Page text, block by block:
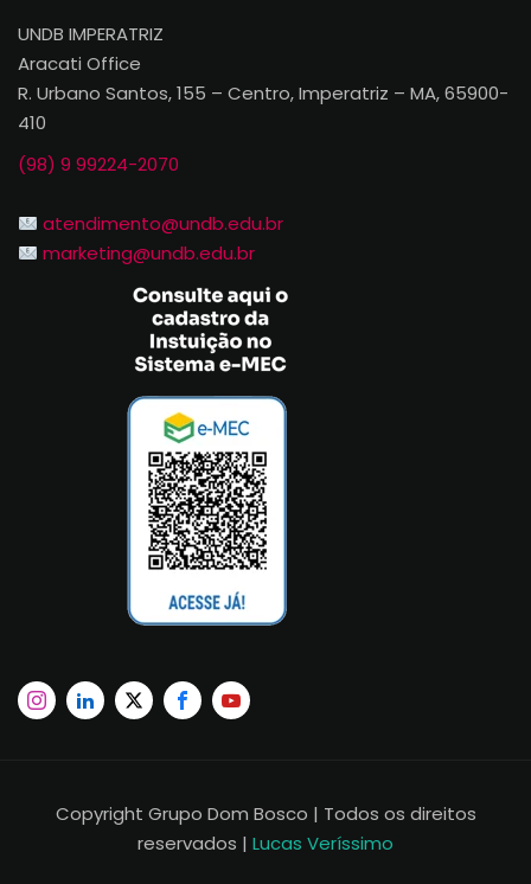
UNDB IMPERATRIZ
Aracati Office
R. Urbano Santos, 155 – Centro, Imperatriz – MA, 65900-
410
(98) 9 99224-2070
atendimento@undb.edu.br
marketing@undb.edu.br
Copyright Grupo Dom Bosco | Todos os direitos
reservados | Lucas Veríssimo